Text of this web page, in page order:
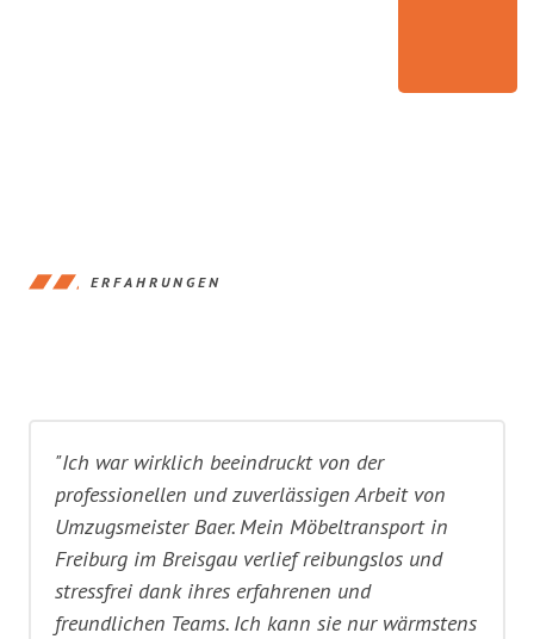
ERFAHRUNGEN
"Ich war wirklich beeindruckt von der
professionellen und zuverlässigen Arbeit von
Umzugsmeister Baer. Mein Möbeltransport in
Freiburg im Breisgau verlief reibungslos und
stressfrei dank ihres erfahrenen und
freundlichen Teams. Ich kann sie nur wärmstens